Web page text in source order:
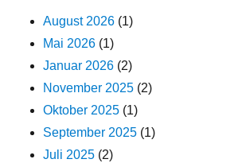
August 2026 (1)
Mai 2026 (1)
Januar 2026 (2)
November 2025 (2)
Oktober 2025 (1)
September 2025 (1)
Juli 2025 (2)